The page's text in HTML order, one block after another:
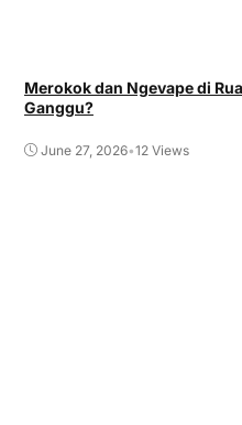
Merokok dan Ngevape di
Ganggu?
June 27, 2026•12 Views